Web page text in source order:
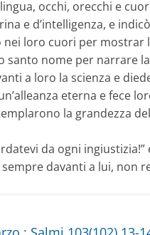
occhi, orecchi e
e d’intelligenza, e
nei loro cuori per mostrar
santo nome per narrare
a loro la scienza e
eterna e fece
la grandezza
da ogni
davanti a lui, non